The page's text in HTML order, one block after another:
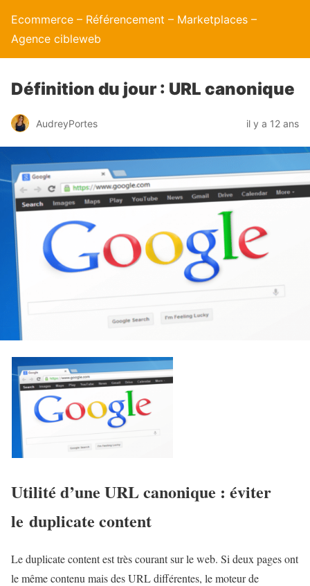
Ecommerce – Référencement – Marketplaces –
Agence cibleweb
Définition du jour : URL canonique
AudreyPortes il y a 12 ans
Utilité d’une URL canonique : éviter
le duplicate content
Le duplicate content est très courant sur le web. Si deux pages ont
le même contenu mais des URL différentes, le moteur de